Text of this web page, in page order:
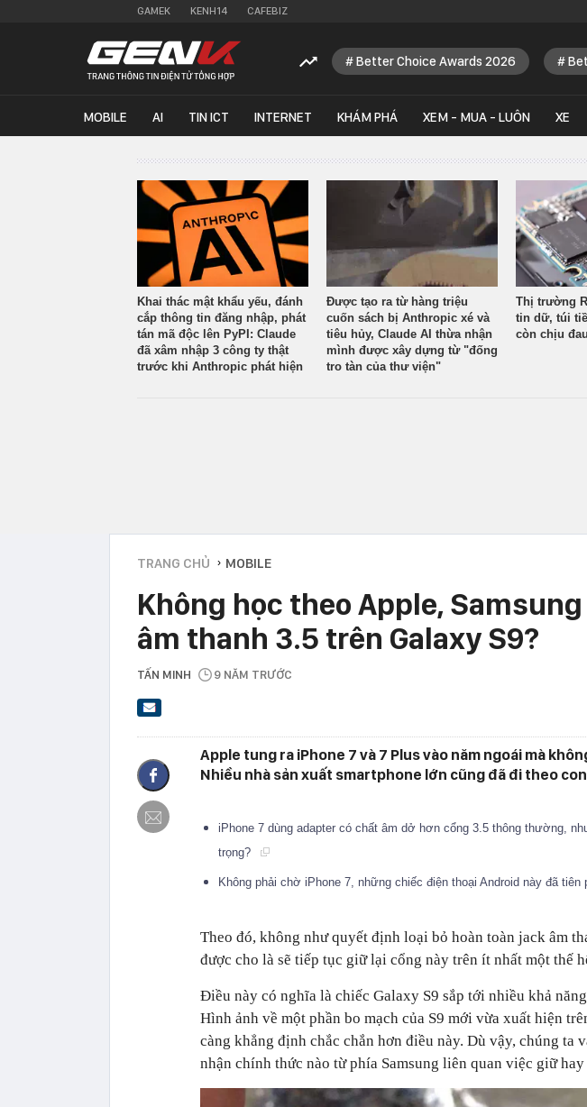
GAMEK KENH14 CAFEBIZ
Better Choice Awards 2026
MOBILE AI TIN ICT INTERNET KHÁM PHÁ XEM - MUA - LUÔN XE
Khai thác mật khẩu yếu, đánh
cắp thông tin đăng nhập, phát
tán mã độc lên PyPI: Claude
đã xâm nhập 3 công ty thật
trước khi Anthropic phát hiện
Được tạo ra từ hàng triệu
cuốn sách bị Anthropic xé và
tiêu hủy, Claude AI thừa nhận
mình được xây dựng từ "đống
tro tàn của thư viện"
Thị trường
tin dữ, túi
còn chịu
TRANG CHỦ › MOBILE
Không học theo Apple,
âm thanh 3.5 trên Galaxy S9?
TẤN MINH 9 NĂM TRƯỚC
Apple tung ra iPhone 7 và 7 Plus vào năm ngoái mà
Nhiều nhà sản xuất smartphone lớn cũng đã đi theo
iPhone 7 dùng adapter có chất âm dở hơn cổng 3.5 thông thường,
trọng?
Không phải chờ iPhone 7, những chiếc điện thoại Android này đã tiên
Theo đó, không như quyết định loại bỏ hoàn toàn jack âm
được cho là sẽ tiếp tục giữ lại cổng này trên ít nhất một thế
Điều này có nghĩa là chiếc Galaxy S9 sắp tới nhiều khả
Hình ảnh về một phần bo mạch của S9 mới vừa xuất hiện
càng khẳng định chắc chắn hơn điều này. Dù vậy, chúng ta
nhận chính thức nào từ phía Samsung liên quan việc giữ